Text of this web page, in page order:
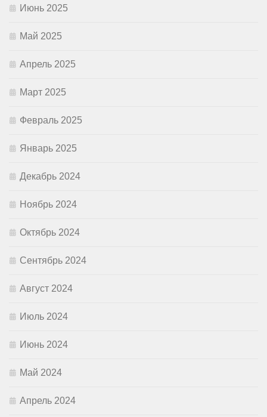
Июнь 2025
Май 2025
Апрель 2025
Март 2025
Февраль 2025
Январь 2025
Декабрь 2024
Ноябрь 2024
Октябрь 2024
Сентябрь 2024
Август 2024
Июль 2024
Июнь 2024
Май 2024
Апрель 2024